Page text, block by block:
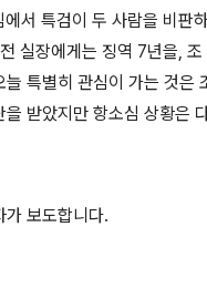
서 특검이 두 사람을 비판
실장에게는 징역 7년을,
특별히 관심이 가는 것은
을 받았지만 항소심 상황은
가 보도합니다.